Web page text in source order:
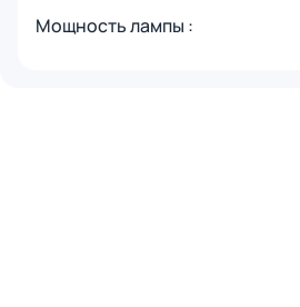
Мощность лампы :